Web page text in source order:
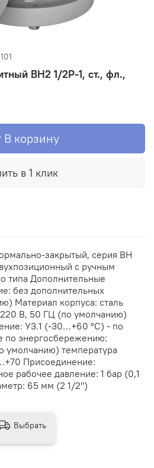
ВН2 1/2Р-1, ст., фл.,
В корзину
в 1 клик
закрытый, серия ВН
с ручным
типа Дополнительные
без дополнительных
Материал корпуса: сталь
В, 50 ГЦ (по умолчанию)
У3.1 (-30…+60 °С) - по
по энергосбережению:
умолчанию) температура
Присоединение:
рабочее давление: 1 бар (0,1
65 мм (2 1/2")
Выбрать